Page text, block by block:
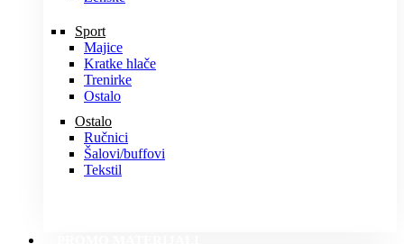
Sport
Majice
Kratke hlače
Trenirke
Ostalo
Ostalo
Ručnici
Šalovi/buffovi
Tekstil